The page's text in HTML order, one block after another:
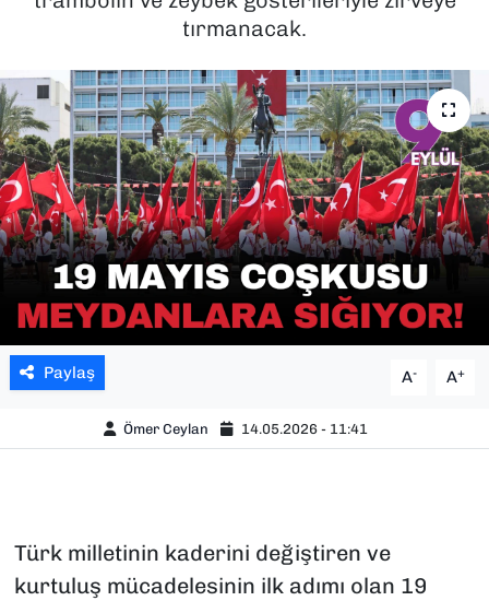
tırmanacak.
Paylaş A- A+
Ömer Ceylan 14.05.2026 - 11:41
Türk milletinin kaderini değiştiren ve
kurtuluş mücadelesinin ilk adımı olan 19
YAŞAM
YEREL YÖNETİMLER